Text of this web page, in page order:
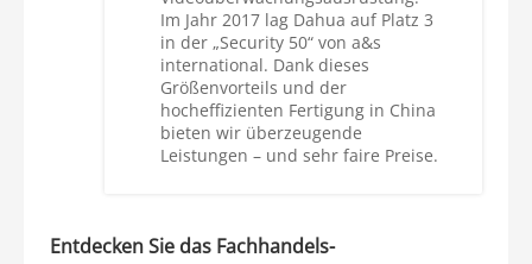
Im Jahr 2017 lag Dahua auf Platz 3
in der „Security 50“ von a&s
international. Dank dieses
Größenvorteils und der
hocheffizienten Fertigung in China
bieten wir überzeugende
Leistungen – und sehr faire Preise.
Entdecken Sie das Fachhandels-